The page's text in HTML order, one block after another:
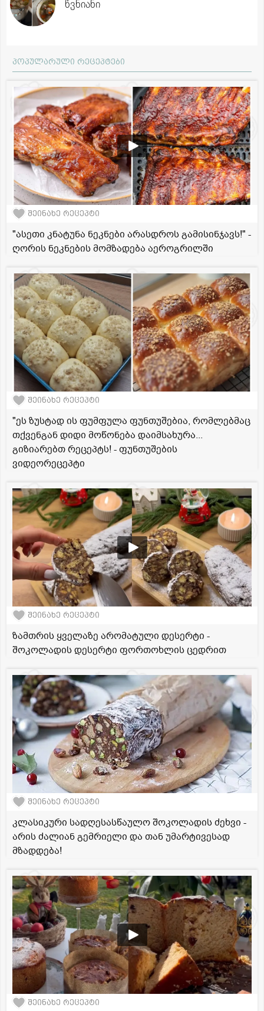
წვნიანი
პოპულარული რეცეპტები
შეინახე რეცეპტი
"ასეთი კნატუნა ნეკნები არასდროს გამისინჯავს!" -
ღორის ნეკნების მომზადება აეროგრილში
შეინახე რეცეპტი
"ეს ზუსტად ის ფუმფულა ფუნთუშებია, რომლებმაც
თქვენგან დიდი მოწონება დაიმსახურა...
გიზიარებთ რეცეპტს! - ფუნთუშების
ვიდეორეცეპტი
შეინახე რეცეპტი
ზამთრის ყველაზე არომატული დესერტი -
შოკოლადის დესერტი ფორთოხლის ცედრით
შეინახე რეცეპტი
კლასიკური სადღესასწაულო შოკოლადის ძეხვი -
არის ძალიან გემრიელი და თან უმარტივესად
მზადდება!
შეინახე რეცეპტი